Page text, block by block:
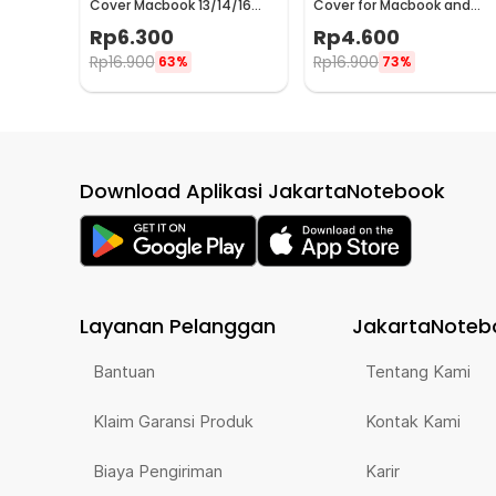
Cover Macbook 13/14/16
Inch A2442 A2485 A2681 -
LK20
Rp6.300
Rp16.900 63%
Cover for Macbook and
Windows Laptop 13-14 Inch
- H5
Rp4.600
Rp16.900 73%
Download Aplikasi JakartaNotebook
Layanan Pelanggan
Bantuan
Klaim Garansi Produk
Biaya Pengiriman
Tentang Kami
Kontak Kami
Karir